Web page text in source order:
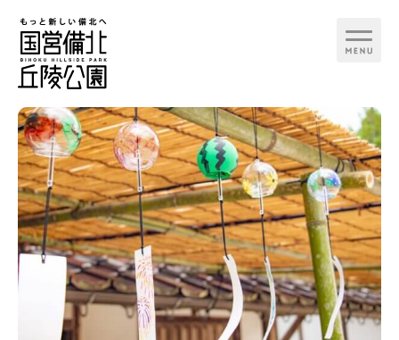
行く日で検索
カテゴリ
お知らせ
見る
季節イベント
備北花ピクニック
備北夏まつり